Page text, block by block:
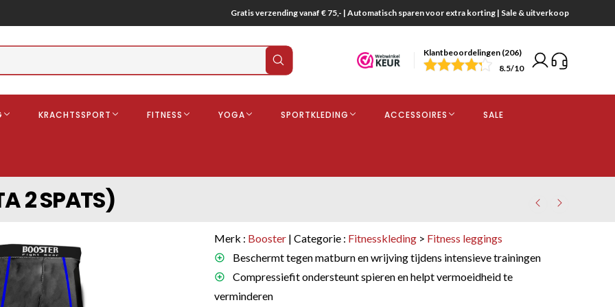
Gratis verzending vanaf € 75,- | Automatisch sparen voor extra korting | Sale & uitverkoop
Klantbeoordelingen (206)
8.5/10
Gebitsbescherming
KRACHTSSPORT FITNESS YOGA SPORTKLEDING ACCESSOIRES SALE
2 SPATS)
Merk : Booster | Categorie : Fitnesskleding > Fitness leggings
Beschermt tegen matburn en wrijving tijdens intensieve trainingen
Compressiefit ondersteunt spieren en helpt vermoeidheid te
verminderen